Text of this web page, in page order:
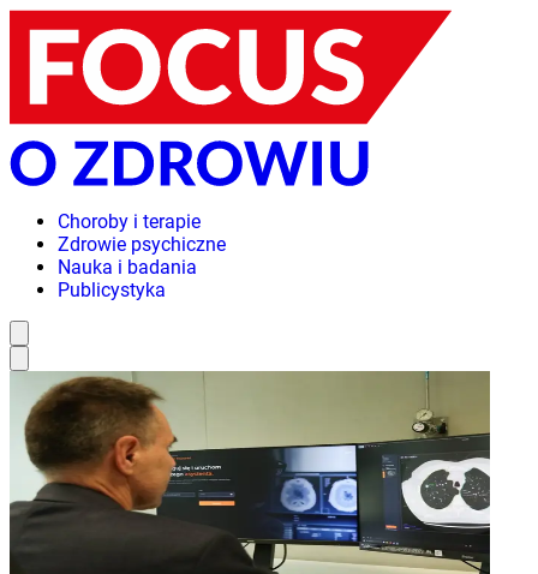
Choroby i terapie
Zdrowie psychiczne
Nauka i badania
Publicystyka